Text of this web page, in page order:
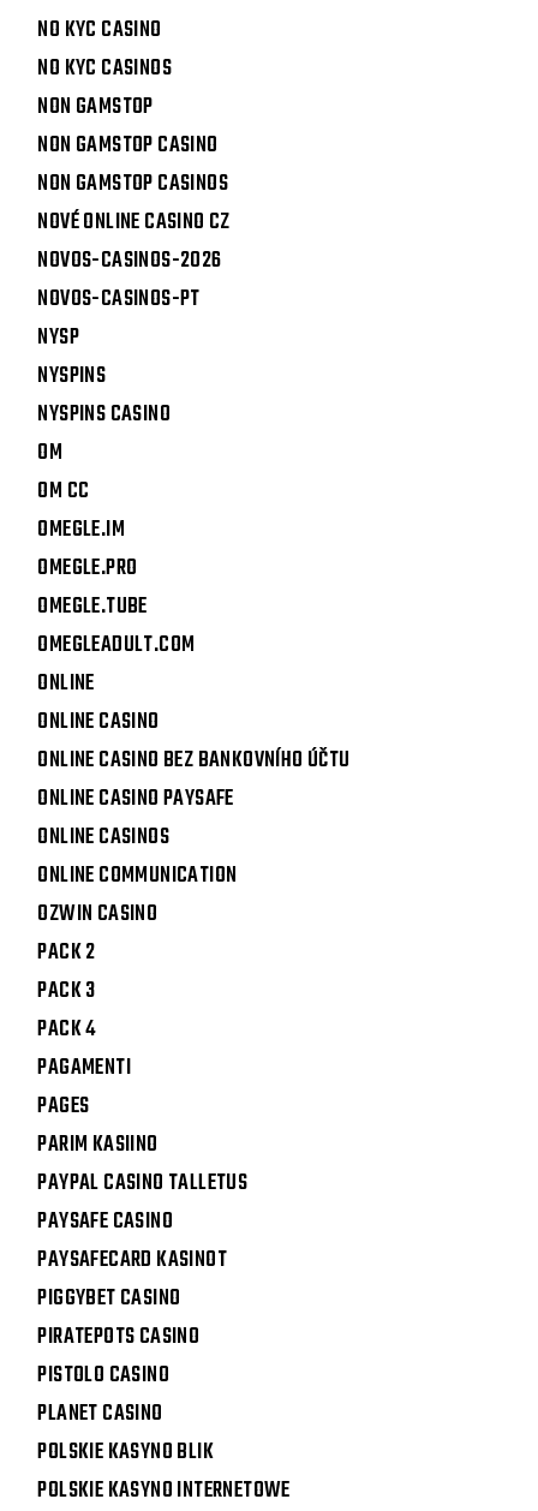
NO KYC CASINO
NO KYC CASINOS
NON GAMSTOP
NON GAMSTOP CASINO
NON GAMSTOP CASINOS
NOVÉ ONLINE CASINO CZ
NOVOS-CASINOS-2026
NOVOS-CASINOS-PT
NYSP
NYSPINS
NYSPINS CASINO
OM
OM CC
OMEGLE.IM
OMEGLE.PRO
OMEGLE.TUBE
OMEGLEADULT.COM
ONLINE
ONLINE CASINO
ONLINE CASINO BEZ BANKOVNÍHO ÚČTU
ONLINE CASINO PAYSAFE
ONLINE CASINOS
ONLINE COMMUNICATION
OZWIN CASINO
PACK 2
PACK 3
PACK 4
PAGAMENTI
PAGES
PARIM KASIINO
PAYPAL CASINO TALLETUS
PAYSAFE CASINO
PAYSAFECARD KASINOT
PIGGYBET CASINO
PIRATEPOTS CASINO
PISTOLO CASINO
PLANET CASINO
POLSKIE KASYNO BLIK
POLSKIE KASYNO INTERNETOWE